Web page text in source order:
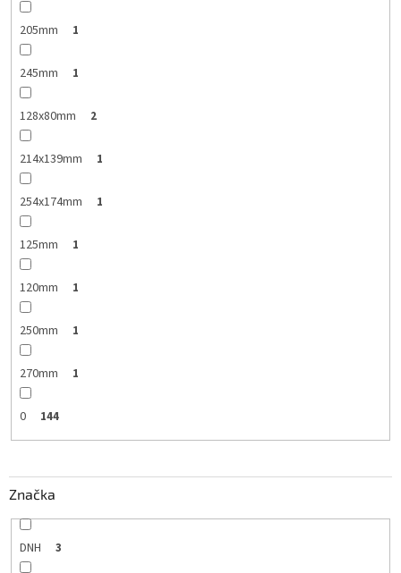
205mm 1
245mm 1
128x80mm 2
214x139mm 1
254x174mm 1
125mm 1
120mm 1
250mm 1
270mm 1
0 144
Značka
DNH 3